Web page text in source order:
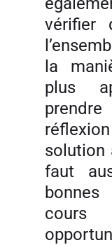
vérifier
la
plus
solution
faut
cours